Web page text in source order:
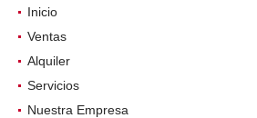
Inicio
Ventas
Alquiler
Servicios
Nuestra Empresa